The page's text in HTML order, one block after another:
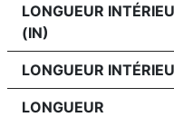
LONGUEUR
(IN)
LONGUEUR
LONGUEUR